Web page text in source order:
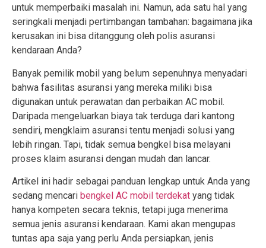
untuk memperbaiki masalah ini. Namun, ada satu hal yang
seringkali menjadi pertimbangan tambahan: bagaimana jika
kerusakan ini bisa ditanggung oleh polis asuransi
kendaraan Anda?
Banyak pemilik mobil yang belum sepenuhnya menyadari
bahwa fasilitas asuransi yang mereka miliki bisa
digunakan untuk perawatan dan perbaikan AC mobil.
Daripada mengeluarkan biaya tak terduga dari kantong
sendiri, mengklaim asuransi tentu menjadi solusi yang
lebih ringan. Tapi, tidak semua bengkel bisa melayani
proses klaim asuransi dengan mudah dan lancar.
Artikel ini hadir sebagai panduan lengkap untuk Anda yang
sedang mencari bengkel AC mobil terdekat yang tidak
hanya kompeten secara teknis, tetapi juga menerima
semua jenis asuransi kendaraan. Kami akan mengupas
tuntas apa saja yang perlu Anda persiapkan, jenis